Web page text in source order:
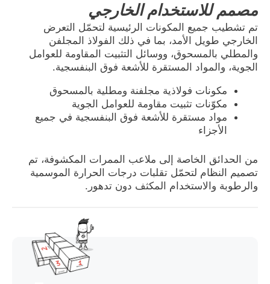
مصمم للاستخدام الخارجي
تم تشطيب جميع المكونات الرئيسية لتحمّل التعرض
الخارجي طويل الأمد، بما في ذلك الفولاذ المجلفن
والمطلي بالمسحوق، ووسائل التثبيت المقاومة للعوامل
الجوية، والمواد المستقرة للأشعة فوق البنفسجية.
مكونات فولاذية مجلفنة ومطلية بالمسحوق
مكوّنات تثبيت مقاومة للعوامل الجوية
مواد مستقرة للأشعة فوق البنفسجية في جميع
الأجزاء
من الحدائق الخاصة إلى ملاعب الممرات المكشوفة، تم
تصميم النظام لتحمّل تقلبات درجات الحرارة الموسمية
والرطوبة والاستخدام المكثف دون تدهور.